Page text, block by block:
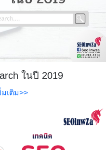
ในปี 2019
เติม>>